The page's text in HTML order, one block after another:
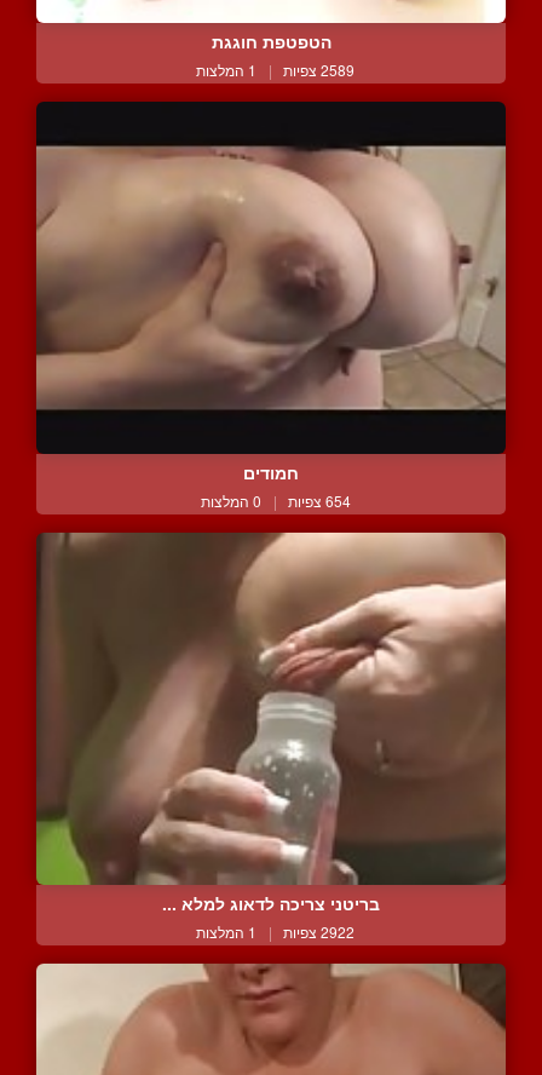
הטפטפת חוגגת
2589 צפיות | 1 המלצות
חמודים
654 צפיות | 0 המלצות
בריטני צריכה לדאוג למלא ...
2922 צפיות | 1 המלצות